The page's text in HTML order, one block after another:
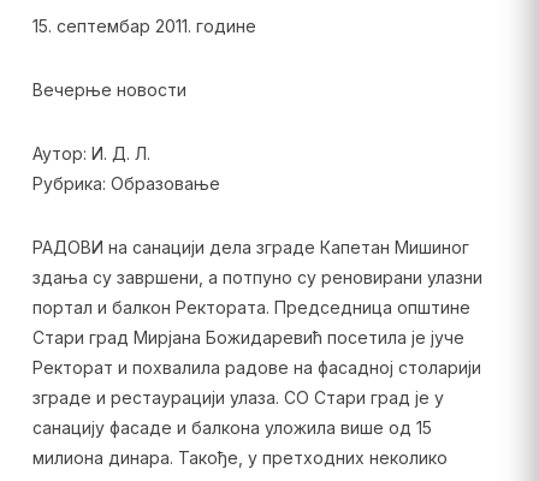
15. септембар 2011. године
Вечерње новости
Аутор: И. Д. Л.
Рубрика: Образовање
РАДОВИ на санацији дела зграде Капетан Мишиног
здања су завршени, а потпуно су реновирани улазни
портал и балкон Ректората. Председница општине
Стари град Мирјана Божидаревић посетила је јуче
Ректорат и похвалила радове на фасадној столарији
зграде и рестаурацији улаза. СО Стари град је у
санацију фасаде и балкона уложила више од 15
милиона динара. Такође, у претходних неколико